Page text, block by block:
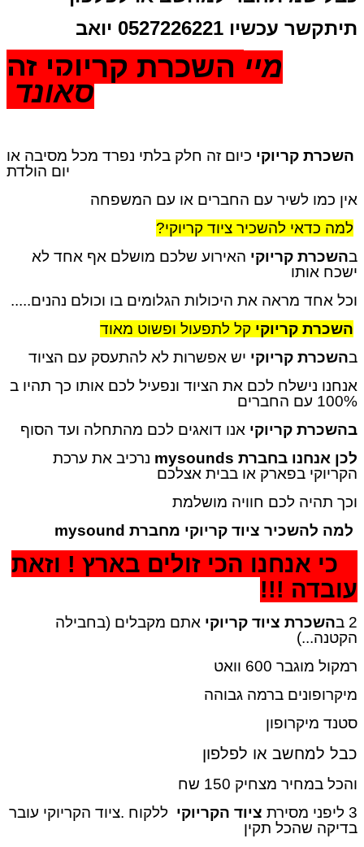
תיתקשר עכשיו 0527226221 יואב
מיי
סאונד
השכרת קריוקי כיום זה חלק בלתי נפרד מכל מסיבה או
יום הולדת
אין כמו לשיר עם החברים או עם המשפחה
למה כדאי להשכיר ציוד קריוקי?
בהשכרת קריוקי האירוע שלכם מושלם אף אחד לא
ישכח אותו
וכל אחד מראה את היכולות הגלומים בו וכולם נהנים.....
השכרת קריוקי קל לתפעול ופשוט מאוד
בהשכרת קריוקי יש אפשרות לא להתעסק עם הציוד
אנחנו נישלח לכם את הציוד ונפעיל לכם אותו כך תהיו ב
100% עם החברים
בהשכרת קריוקי אנו דואגים לכם מהתחלה ועד הסוף
לכן אנחנו בחברת mysounds נרכיב את ערכת
הקריוקי בפארק או בבית אצלכם
וכך תהיה לכם חוויה מושלמת
למה להשכיר ציוד קריוקי מחברת mysound
1 כי אנחנו הכי זולים בארץ ! וזאת
עובדה !!!
2 ב השכרת ציוד קריוקי אתם מקבלים (בחבילה
הקטנה...)
רמקול מוגבר 600 וואט
מיקרופונים ברמה גבוהה
סטנד מיקרופון
כבל למחשב או לפלפון
והכל במחיר מצחיק 150 שח
3 ליפני מסירת
ציוד הקריוקי ללקוח .ציוד הקריוקי עובר
בדיקה שהכל תקין